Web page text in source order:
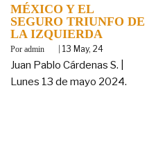
MÉXICO Y EL
SEGURO TRIUNFO DE
LA IZQUIERDA
By admin 13 May, 24
Juan Pablo Cárdenas S. |
Lunes 13 de mayo 2024.